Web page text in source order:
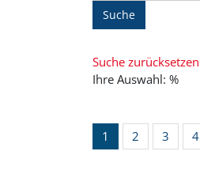
Suche
Suche zurücksetzen
Ihre Auswahl: %
1 2 3 4